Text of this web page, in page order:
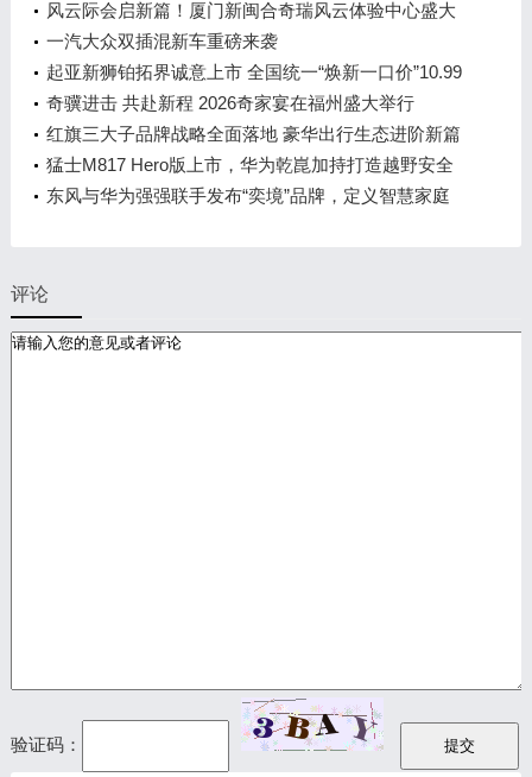
发布会，敬请期待！
风云际会启新篇！厦门新闽合奇瑞风云体验中心盛大
开业
一汽大众双插混新车重磅来袭
起亚新狮铂拓界诚意上市 全国统一“焕新一口价”10.99
万元起
奇骥进击 共赴新程 2026奇家宴在福州盛大举行
红旗三大子品牌战略全面落地 豪华出行生态进阶新篇
章
猛士M817 Hero版上市，华为乾崑加持打造越野安全
标杆！
东风与华为强强联手发布“奕境”品牌，定义智慧家庭
评论
验证码：